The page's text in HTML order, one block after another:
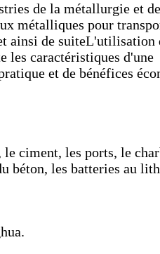
de la métallurgie et de
métalliques pour
ainsi de suiteL'utilisation
les caractéristiques d'une
et de bénéfices
ciment, les ports, le
béton, les batteries au